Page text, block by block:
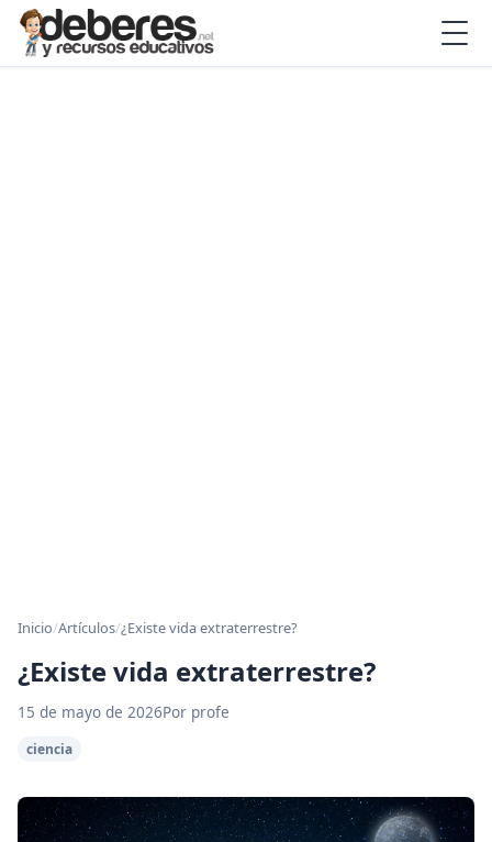
Inicio/Artículos/¿Existe vida extraterrestre?
¿Existe vida extraterrestre?
15 de mayo de 2026Por profe
ciencia